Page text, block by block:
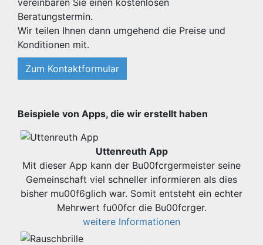
vereinbaren Sie einen kostenlosen
Beratungstermin.
Wir teilen Ihnen dann umgehend die Preise und
Konditionen mit.
Zum Kontaktformular
Beispiele von Apps, die wir erstellt haben
Uttenreuth App
Mit dieser App kann der Bu00fcrgermeister seine
Gemeinschaft viel schneller informieren als dies
bisher mu00f6glich war. Somit entsteht ein echter
Mehrwert fu00fcr die Bu00fcrger.
weitere Informationen